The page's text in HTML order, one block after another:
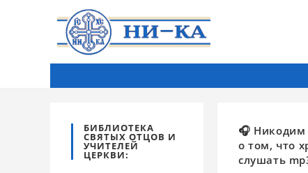
🎧 Никодим
о том, что
слушать
БИБЛИОТЕКА
СВЯТЫХ ОТЦОВ И
УЧИТЕЛЕЙ
ЦЕРКВИ: